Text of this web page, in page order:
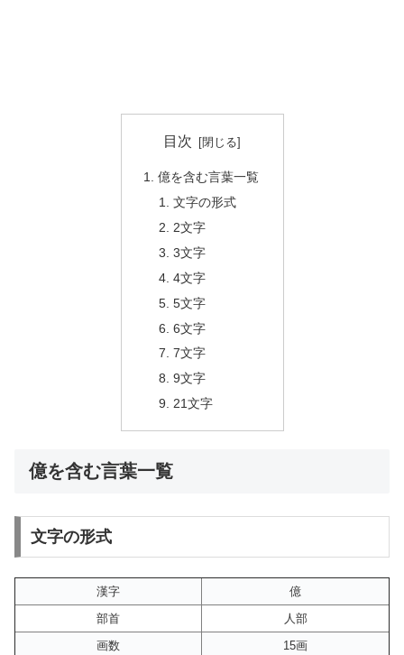
目次
億を含む言葉一覧
文字の形式
2文字
3文字
4文字
5文字
6文字
7文字
9文字
21文字
億を含む言葉一覧
文字の形式
漢字
億
部首
人部
画数
15画